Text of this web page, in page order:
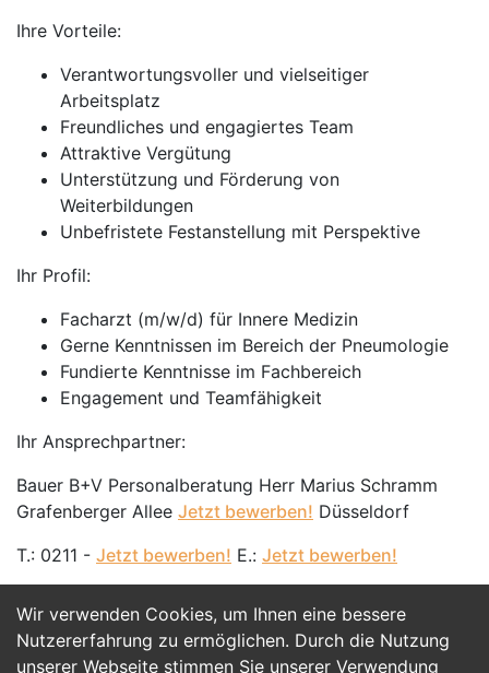
Wir verwenden Cookies, um Ihnen eine bessere
Nutzererfahrung zu ermöglichen. Durch die Nutzung
unserer Webseite stimmen Sie unserer Verwendung
Ihre Vorteile:
Verantwortungsvoller und vielseitiger
Arbeitsplatz
Freundliches und engagiertes Team
Attraktive Vergütung
Unterstützung und Förderung von
Weiterbildungen
Unbefristete Festanstellung mit Perspektive
Ihr Profil:
Facharzt (m/w/d) für Innere Medizin
Gerne Kenntnissen im Bereich der Pneumologie
Fundierte Kenntnisse im Fachbereich
Engagement und Teamfähigkeit
Ihr Ansprechpartner:
Bauer B+V Personalberatung Herr Marius Schramm
Grafenberger Allee Jetzt bewerben! Düsseldorf
T.: 0211 - Jetzt bewerben! E.: Jetzt bewerben!
Jetzt Bewerben